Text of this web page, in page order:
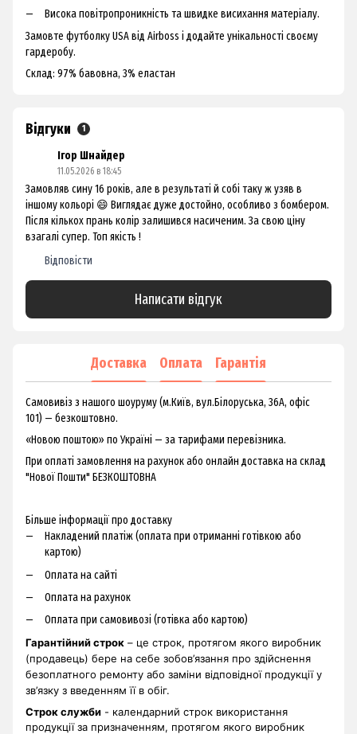
Висока повітропроникність та швидке висихання матеріалу.
Замовте футболку USA від Airboss і додайте унікальності своєму
гардеробу.
Склад: 97% бавовна, 3% еластан
Відгуки 1
Ігор Шнайдер
11.05.2026 в 18:45
Замовляв сину 16 років, але в результаті й собі таку ж узяв в
іншому кольорі 😄 Виглядає дуже достойно, особливо з бомбером.
Після кількох прань колір залишився насиченим. За свою ціну
взагалі супер. Топ якість !
Відповісти
Написати відгук
Доставка Оплата Гарантія
Самовивіз з нашого шоуруму (м.Київ, вул.Білоруська, 36А, офіс
101) — безкоштовно.
«Новою поштою» по Україні — за тарифами перевізника.
При оплаті замовлення на рахунок або онлайн доставка на склад
"Нової Пошти" БЕЗКОШТОВНА
Більше інформації про доставку
Накладений платіж (оплата при отриманні готівкою або
картою)
Оплата на сайті
Оплата на рахунок
Оплата при самовивозі (готівка або картою)
Гарантійний строк – це строк, протягом якого виробник
(продавець) бере на себе зобов’язання про здійснення
безоплатного ремонту або заміни відповідної продукції у
зв’язку з введенням її в обіг.
Строк служби - календарний строк використання
продукції за призначенням, протягом якого виробник